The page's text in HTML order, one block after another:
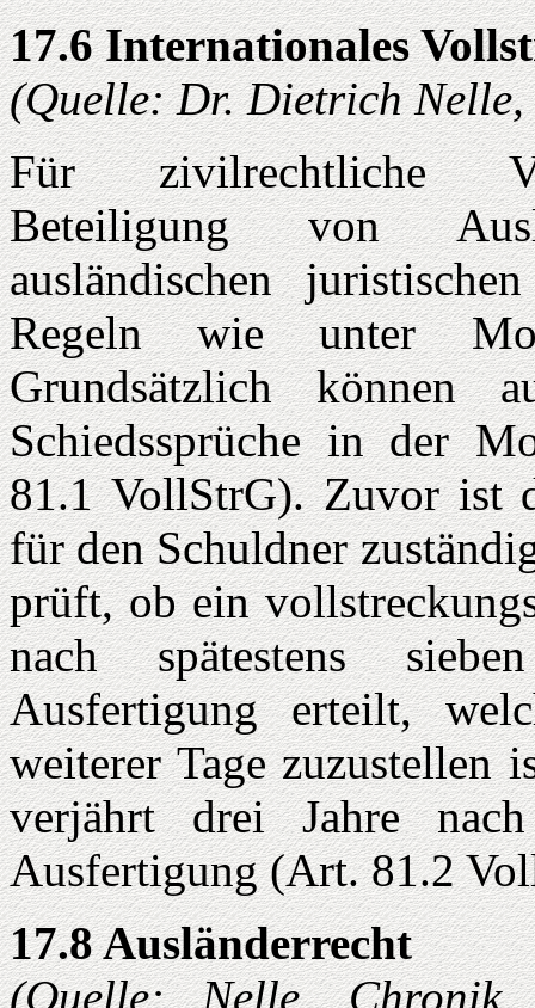
17.6 Internationales
(Quelle: Dr. Dietrich
Für zivilrechtliche
Beteiligung von
ausländischen
Regeln wie unter
Grundsätzlich können
Schiedssprüche in der
81.1 VollStrG). Zuvor ist
für den Schuldner
prüft, ob ein
nach spätestens
Ausfertigung erteilt,
weiterer Tage zuzustellen
verjährt drei Jahre
Ausfertigung (Art. 81.2
17.8 Ausländerrecht
(Quelle: Nelle, Chronik